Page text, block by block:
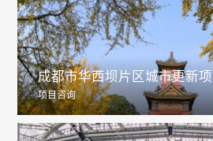
成都市华西坝片区城市更新
项目咨询